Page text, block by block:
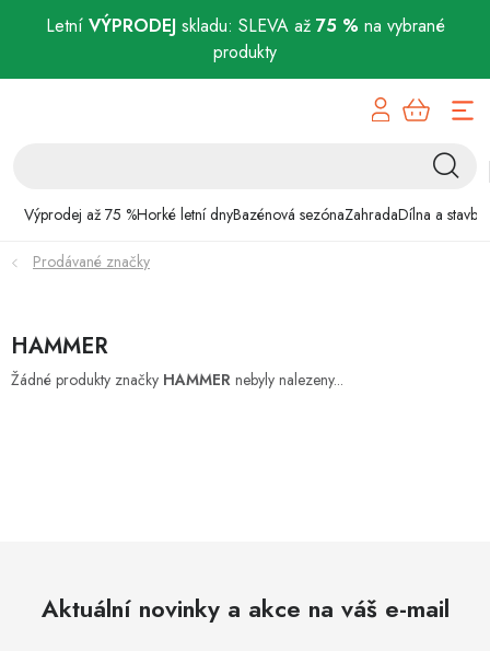
Letní VÝPRODEJskladu: SLEVA až 75 % na vybrané
produkty
Výprodej až 75 %Horké letní dnyBazénová sezónaZahradaDílna a stavba
Bazénová sezóna
Zahrada
Domácnost
Novinky
Prodávané značky
HAMMER
Žádné produkty značky HAMMER nebyly nalezeny...
Aktuální novinky a akce na váš e-mail